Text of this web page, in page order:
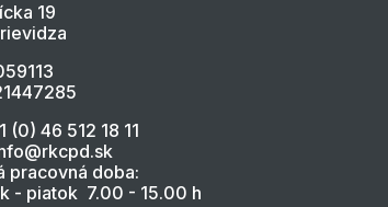
19
(0) 46 512 18 11
pracovná doba:
- piatok 7.00 - 15.00 h